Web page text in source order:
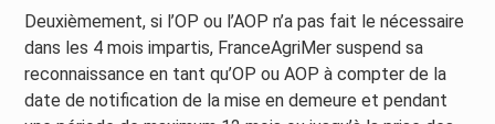
Deuxièmement, si l’OP ou l’AOP n’a pas fait le nécessaire
dans les 4 mois impartis, FranceAgriMer suspend sa
reconnaissance en tant qu’OP ou AOP à compter de la
date de notification de la mise en demeure et pendant